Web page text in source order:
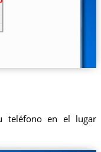
teléfono en el lugar